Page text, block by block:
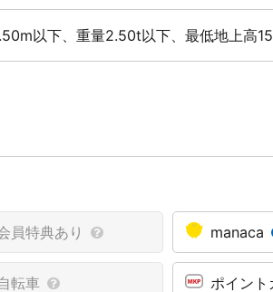
以下、重量2.50t以下、最低地上高
員特典あり manaca
転車 ポイン